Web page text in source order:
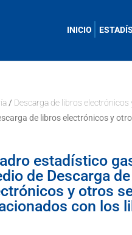
INICIO
/ Descarga de libros
de libros electrónicos y
estadístico
de Descarga
y otros
con los